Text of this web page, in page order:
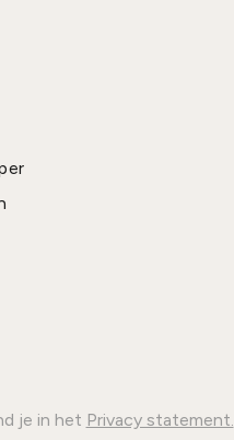
je in het Privacy statement.